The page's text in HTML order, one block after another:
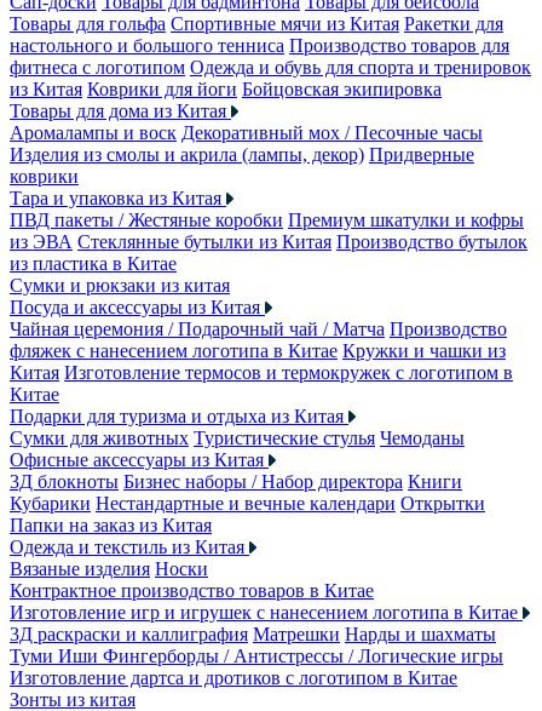
Товары для гольфа Спортивные мячи из Китая Ракетки для
настольного и большого тенниса Производство товаров для
фитнеса с логотипом Одежда и обувь для спорта и тренировок
из Китая Коврики для йоги Бойцовская экипировка
Товары для дома из Китая
Аромалампы и воск Декоративный мох / Песочные часы
Изделия из смолы и акрила (лампы, декор) Придверные
коврики
Тара и упаковка из Китая
ПВД пакеты / Жестяные коробки Премиум шкатулки и кофры
из ЭВА Стеклянные бутылки из Китая Производство бутылок
из пластика в Китае
Сумки и рюкзаки из китая
Посуда и аксессуары из Китая
Чайная церемония / Подарочный чай / Матча Производство
фляжек с нанесением логотипа в Китае Кружки и чашки из
Китая Изготовление термосов и термокружек с логотипом в
Китае
Подарки для туризма и отдыха из Китая
Сумки для животных Туристические стулья Чемоданы
Офисные аксессуары из Китая
3Д блокноты Бизнес наборы / Набор директора Книги
Кубарики Нестандартные и вечные календари Открытки
Папки на заказ из Китая
Одежда и текстиль из Китая
Вязаные изделия Носки
Контрактное производство товаров в Китае
Изготовление игр и игрушек с нанесением логотипа в Китае
3Д раскраски и каллиграфия Матрешки Нарды и шахматы
Туми Иши Фингерборды / Антистрессы / Логические игры
Изготовление дартса и дротиков с логотипом в Китае
Зонты из китая